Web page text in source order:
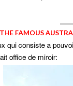
THE FAMOUS
qui consiste a
office de miroir: